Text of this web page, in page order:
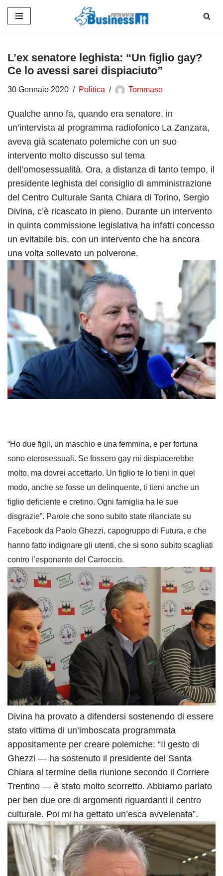
contenuto
L’ex senatore leghista: “Un figlio gay?
Ce lo avessi sarei dispiaciuto”
30 Gennaio 2020 Politica Tommaso
Qualche anno fa, quando era senatore, in
un’intervista al programma radiofonico La Zanzara,
aveva già scatenato polemiche con un suo
intervento molto discusso sul tema
dell’omosessualità. Ora, a distanza di tanto tempo, il
presidente leghista del consiglio di amministrazione
del Centro Culturale Santa Chiara di Torino, Sergio
Divina, c’è ricascato in pieno. Durante un intervento
in quinta commissione legislativa ha infatti concesso
un evitabile bis, con un intervento che ha ancora
una volta sollevato un polverone.
“Ho due figli, un maschio e una femmina, e per fortuna
sono eterosessuali. Se fossero gay mi dispiacerebbe
molto, ma dovrei accettarlo. Un figlio te lo tieni in quel
modo, anche se fosse un delinquente, ti tieni anche un
figlio deficiente e cretino. Ogni famiglia ha le sue
disgrazie”. Parole che sono subito state rilanciate su
Facebook da Paolo Ghezzi, capogruppo di Futura, e che
hanno fatto indignare gli utenti, che si sono subito scagliati
contro l’esponente del Carroccio.
Divina ha provato a difendersi sostenendo di essere
stato vittima di un’imboscata programmata
appositamente per creare polemiche: “Il gesto di
Ghezzi — ha sostenuto il presidente del Santa
Chiara al termine della riunione secondo il Corriere
Trentino — è stato molto scorretto. Abbiamo parlato
per ben due ore di argomenti riguardanti il centro
culturale. Poi mi ha gettato un’esca avvelenata”.